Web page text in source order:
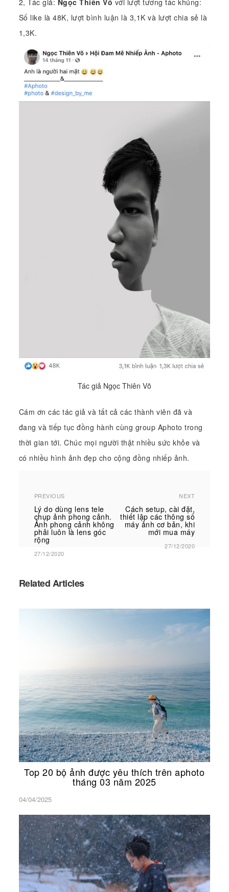
Số like là 48K, lượt bình luận là 3,1K và lượt chia sẻ là
1,3K.
Tác giả Ngọc Thiên Võ
Cám ơn các tác giả và tất cả các thành viên đã và
đang và tiếp tục đồng hành cùng group Aphoto trong
thời gian tới. Chúc mọi người thật nhiều sức khỏe và
có nhiều hình ảnh đẹp cho cộng đồng nhiếp ảnh.
PREVIOUS
Lý do dùng lens tele
chụp ảnh phong cảnh.
Ảnh phong cảnh không
phải luôn là lens góc
rộng
27/12/2020
NEXT
Cách setup, cài đặt,
thiết lập các thông số
máy ảnh cơ bản, khi
mới mua máy
27/12/2020
Related Articles
Top 20 bộ ảnh được yêu thích trên aphoto
tháng 03 năm 2025
04/04/2025